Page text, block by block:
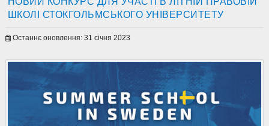
ШКОЛІ СТОКГОЛЬМСЬКОГО УНІВЕРСИТЕТУ
Останнє оновлення: 31 січня 2023